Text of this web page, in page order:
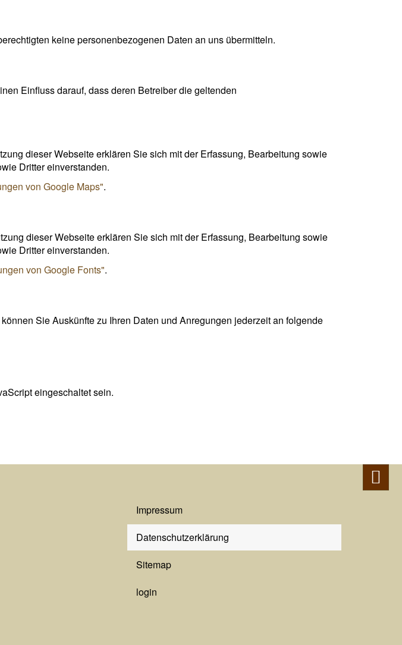
keine personenbezogenen Daten an uns übermitteln.
Einfluss darauf, dass deren Betreiber die geltenden
dieser Webseite erklären Sie sich mit der Erfassung, Bearbeitung sowie
Dritter einverstanden.
von Google Maps".
dieser Webseite erklären Sie sich mit der Erfassung, Bearbeitung sowie
Dritter einverstanden.
von Google Fonts".
Sie Auskünfte zu Ihren Daten und Anregungen jederzeit an folgende
eingeschaltet sein.
Impressum
Datenschutzerklärung
Sitemap
login